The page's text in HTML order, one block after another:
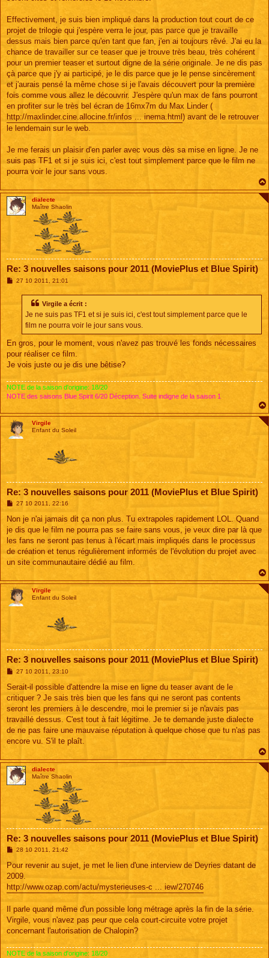
Effectivement, je suis bien impliqué dans la production tout court de ce
projet de trilogie qui j'espère verra le jour, pas parce que je travaille
dessus mais bien parce qu'en tant que fan, j'en ai toujours rêvé. J'ai eu la
chance de travailler sur ce teaser que je trouve très beau, très cohérent
pour un premier teaser et surtout digne de la série originale. Je ne dis pas
çà parce que j'y ai participé, je le dis parce que je le pense sincèrement
et j'aurais pensé la même chose si je l'avais découvert pour la première
fois comme vous allez le découvrir. J'espère qu'un max de fans pourront
en profiter sur le très bel écran de 16mx7m du Max Linder (
http://maxlinder.cine.allocine.fr/infos ... inema.html ) avant de le retrouver
le lendemain sur le web.
Je me ferais un plaisir d'en parler avec vous dès sa mise en ligne. Je ne
suis pas TF1 et si je suis ici, c'est tout simplement parce que le film ne
pourra voir le jour sans vous.
dialecte
Maître Shaolin
Re: 3 nouvelles saisons pour 2011 (MoviePlus et Blue Spirit)
M27 10 2011, 21:01
Virgile a écrit :
Je ne suis pas TF1 et si je suis ici, c'est tout simplement parce que le
film ne pourra voir le jour sans vous.
En gros, pour le moment, vous n'avez pas trouvé les fonds nécessaires
pour réaliser ce film.
Je vois juste ou je dis une bêtise?
NOTE de la saison d'origine: 18/20
NOTE des saisons Blue Spirit 6/20 Déception. Suite indigne de la saison 1
Virgile
Enfant du Soleil
Re: 3 nouvelles saisons pour 2011 (MoviePlus et Blue Spirit)
M
s
a
g
27 10 2011, 22:16
Non je n'ai jamais dit ça non plus. Tu extrapoles rapidement LOL. Quand
je dis que le film ne pourra pas se faire sans vous, je veux dire par là que
les fans ne seront pas tenus à l'écart mais impliqués dans le processus
de création et tenus régulièrement informés de l'évolution du projet avec
un site communautaire dédié au film.
Virgile
Enfant du Soleil
Re: 3 nouvelles saisons pour 2011 (MoviePlus et Blue Spirit)
M
s
a
g
27 10 2011, 23:10
Serait-il possible d'attendre la mise en ligne du teaser avant de le
critiquer ? Je sais très bien que les fans qui ne seront pas contents
seront les premiers à le descendre, moi le premier si je n'avais pas
travaillé dessus. C'est tout à fait légitime. Je te demande juste dialecte
de ne pas faire une mauvaise réputation à quelque chose que tu n'as pas
encore vu. S'il te plaît.
dialecte
Maître Shaolin
Re: 3 nouvelles saisons pour 2011 (MoviePlus et Blue Spirit)
M
s
a
g
e
28 10 2011, 21:42
Pour revenir au sujet, je met le lien d'une interview de Deyries datant de
2009.
http://www.ozap.com/actu/mysterieuses-c ... iew/270746
Il parle quand même d'un possible long métrage après la fin de la série.
Virgile, vous n'avez pas peur que cela court-circuite votre projet
concernant l'autorisation de Chalopin?
NOTE de la saison d'origine: 18/20